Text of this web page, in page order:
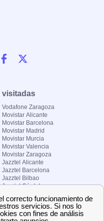
visitadas
Vodafone Zaragoza
Movistar Alicante
Movistar Barcelona
Movistar Madrid
Movistar Murcia
Movistar Valencia
Movistar Zaragoza
Jazztel Alicante
Jazztel Barcelona
Jazztel Bilbao
Jazztel Córdoba
Jazztel Málaga
Jazztel Valencia
Jazztel Zaragoza